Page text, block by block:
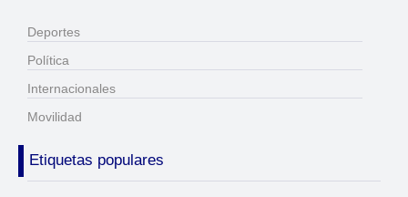
Deportes
Política
Internacionales
Movilidad
Etiquetas populares